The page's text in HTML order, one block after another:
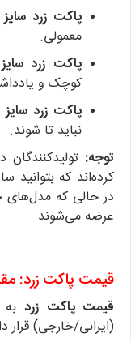
پاکت زرد سایز A4:
معمولی.
پاکت زرد سایز A5:
کوچک و
پاکت زرد سایز A3:
نباید تا شوند.
توجه:
کرده‌اند که بتوانید
در حالی که مدل‌های
عرضه می‌شوند.
قیمت پاکت زرد:
قیمت پاکت زردبه
(ایرانی/خارجی) قرار